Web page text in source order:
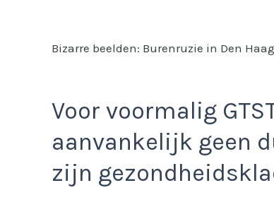
Bizarre beelden: Burenruzie in Den
Voor voormalig
aanvankelijk geen
zijn